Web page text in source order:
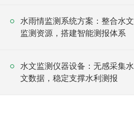
水雨情监测系统方案：整合水文
监测资源，搭建智能测报体系
水文监测仪器设备：无感采集水
文数据，稳定支撑水利测报